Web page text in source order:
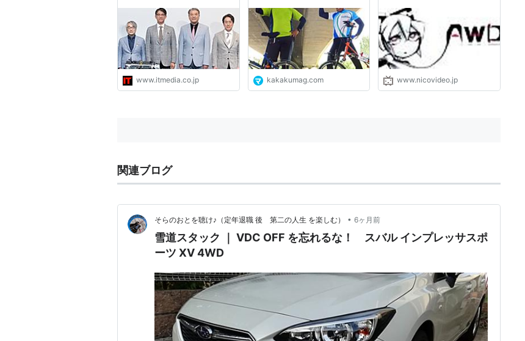
www.itmedia.co.jp kakakumag.com www.nicovideo.jp
関連ブログ
そらのおとを聴け♪（定年退職 後 第二の人生 を楽しむ） • 6ヶ月前
雪道スタック ｜ VDC OFF を忘れるな！ スバル インプレッサスポ
ーツ XV 4WD